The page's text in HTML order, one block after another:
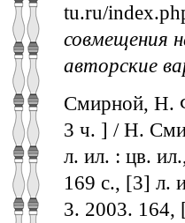
tu.ru/
совмещения
авторские
Смирной, Н.
3 ч. ] / Н.
л. ил. : цв.
169 с., [3] л.
3. 2003. 164,